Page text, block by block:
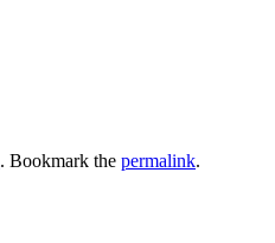
. Bookmark the permalink.